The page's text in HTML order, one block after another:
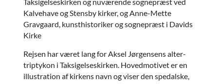
Taksigelseskirken og nuværende sognepræst ved
Kalvehave og Stensby kirker, og Anne-Mette
Gravgaard, kunsthistoriker og sognepræst i Davids
Kirke
Rejsen har været lang for Aksel Jørgensens alter-
triptykon i Taksigelseskirken. Hovedmotivet er en
illustration af kirkens navn og viser den spedalske,